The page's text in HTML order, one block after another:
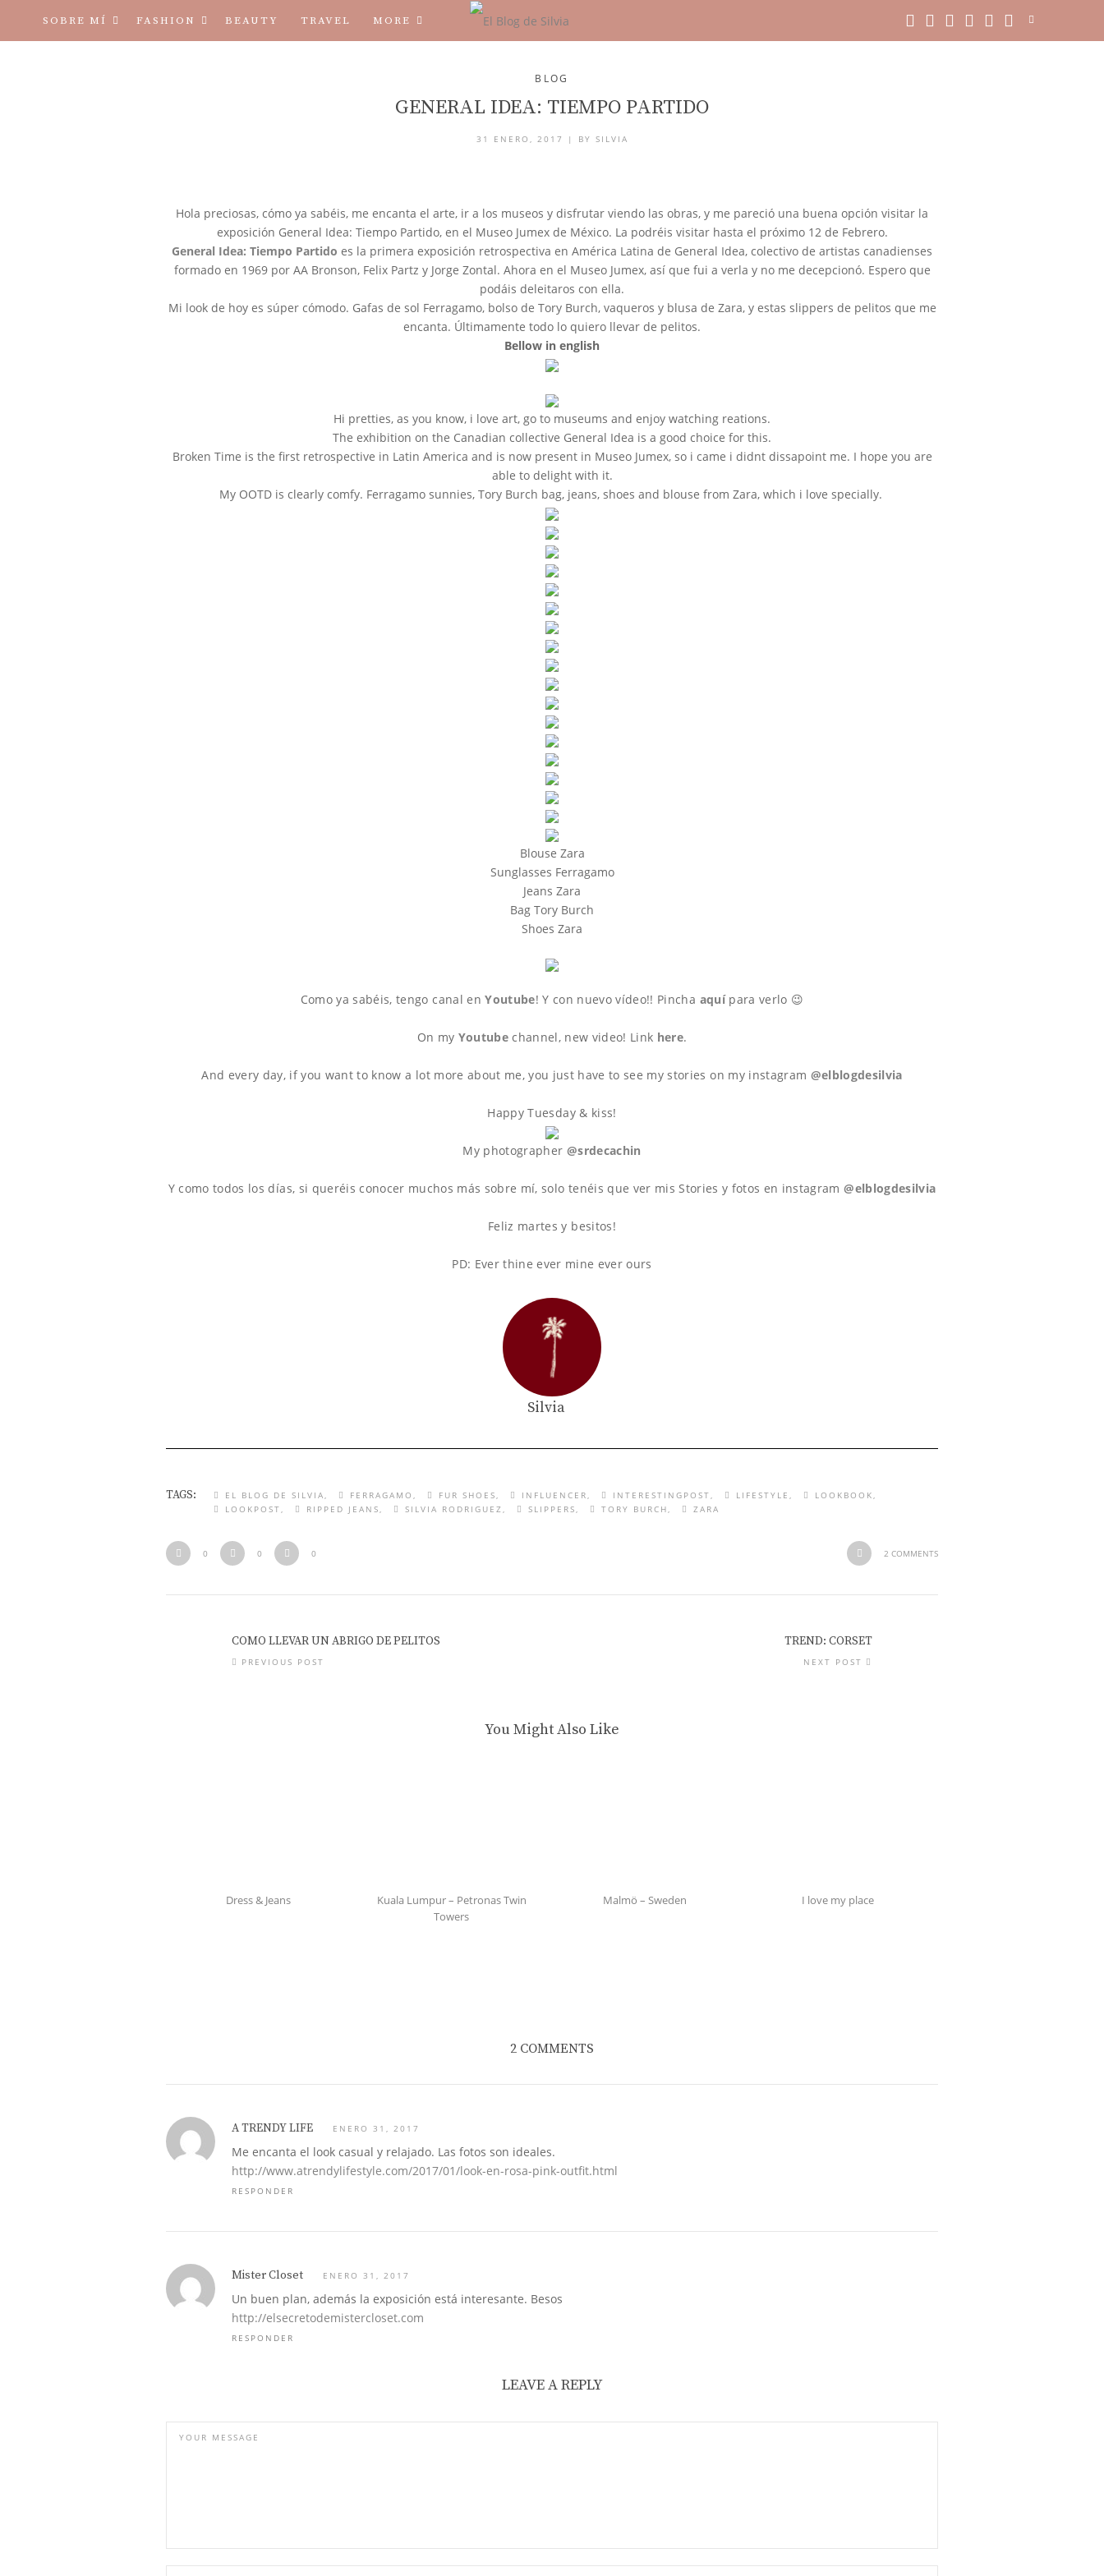
SOBRE MÍ FASHION BEAUTY TRAVEL MORE
BLOG
GENERAL IDEA: TIEMPO PARTIDO
31 ENERO, 2017 | BY SILVIA
Hola preciosas, cómo ya sabéis, me encanta el arte, ir a los museos y disfrutar viendo las obras, y me pareció una buena opción visitar la
exposición General Idea: Tiempo Partido, en el Museo Jumex de México. La podréis visitar hasta el próximo 12 de Febrero.
General Idea: Tiempo Partido es la primera exposición retrospectiva en América Latina de General Idea, colectivo de artistas canadienses
formado en 1969 por AA Bronson, Felix Partz y Jorge Zontal. Ahora en el Museo Jumex, así que fui a verla y no me decepcionó. Espero que
podáis deleitaros con ella.
Mi look de hoy es súper cómodo. Gafas de sol Ferragamo, bolso de Tory Burch, vaqueros y blusa de Zara, y estas slippers de pelitos que me
encanta. Últimamente todo lo quiero llevar de pelitos.
Bellow in english
Hi pretties, as you know, i love art, go to museums and enjoy watching reations.
The exhibition on the Canadian collective General Idea is a good choice for this.
Broken Time is the first retrospective in Latin America and is now present in Museo Jumex, so i came i didnt dissapoint me. I hope you are
able to delight with it.
My OOTD is clearly comfy. Ferragamo sunnies, Tory Burch bag, jeans, shoes and blouse from Zara, which i love specially.
Blouse Zara
Sunglasses Ferragamo
Jeans Zara
Bag Tory Burch
Shoes Zara
Como ya sabéis, tengo canal enYoutube! Y con nuevo vídeo!! Pincha aquípara verlo 😉
On my Youtubechannel, new video! Link here.
And every day, if you want to know a lot more about me, you just have to see my stories on my instagram @elblogdesilvia
Happy Tuesday & kiss!
My photographer @srdecachin
Y como todos los días, si queréis conocer muchos más sobre mí, solo tenéis que ver mis Stories y fotos en instagram@elblogdesilvia
Feliz martes y besitos!
PD: Ever thine ever mine ever ours
Silvia
TAGS: EL BLOG DE SILVIA FERRAGAMO FUR SHOES INFLUENCER INTERESTINGPOST LIFESTYLE
LOOKBOOK
LOOKPOST
RIPPED JEANS SILVIA RODRIGUEZ SLIPPERS TORY BURCH ZARA
0 0 0 2 COMMENTS
COMO LLEVAR UN ABRIGO DE PELITOS
PREVIOUS POST
TREND: CORSET
NEXT POST
You Might Also Like
Dress & Jeans
Kuala Lumpur – Petronas Twin
Towers
Malmö – Sweden I love my place
2 COMMENTS
A TRENDY LIFE ENERO 31, 2017
Me encanta el look casual y relajado. Las fotos son ideales.
http://www.atrendylifestyle.com/2017/01/look-en-rosa-pink-outfit.html
RESPONDER
Mister Closet ENERO 31, 2017
Un buen plan, además la exposición está interesante. Besos
http://elsecretodemistercloset.com
RESPONDER
LEAVE A REPLY